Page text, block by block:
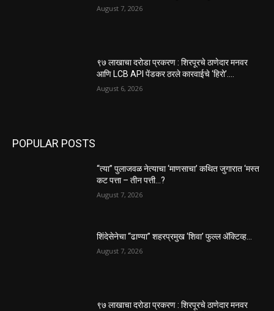
August 7, 2026
९७ लाखाचा दरोडा प्रकरण : शिरपूरचे ठाणेदार मनवर
आणि LCB API पेंडकर ठरले कारवाईचे ‘हिरो’….
August 6, 2026
POPULAR POSTS
“त्या” पुलाजवळ नेत्याचा ‘माणसाचा’ कथित जुगारात ‘मस्त
कट पत्ता – तीन पत्ती…?
August 7, 2026
शिंदेसेनेचा “ढाण्या” शहरप्रमुख ‘शिवा’ फुल्ल ॲक्टिव्ह…
August 7, 2026
९७ लाखाचा दरोडा प्रकरण : शिरपूरचे ठाणेदार मनवर